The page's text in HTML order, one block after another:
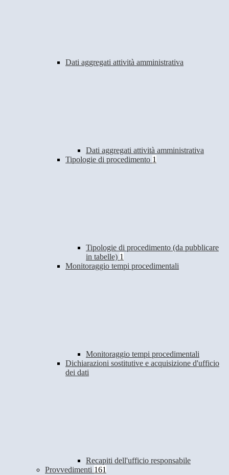
Dati aggregati attività amministrativa
Dati aggregati attività amministrativa
Tipologie di procedimento 1
Tipologie di procedimento (da pubblicare
in tabelle) 1
Monitoraggio tempi procedimentali
Monitoraggio tempi procedimentali
Dichiarazioni sostitutive e acquisizione d'ufficio
dei dati
Recapiti dell'ufficio responsabile
Provvedimenti 161